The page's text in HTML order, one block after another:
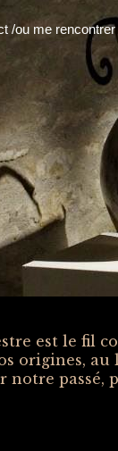
/ou me rencontrer
est le fil
origines, au
notre passé,